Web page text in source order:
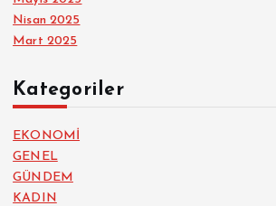
Nisan 2025
Mart 2025
Kategoriler
EKONOMİ
GENEL
GÜNDEM
KADIN